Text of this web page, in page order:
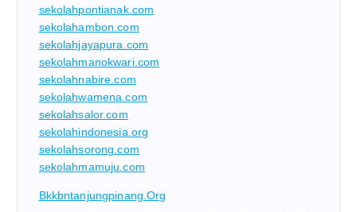
sekolahpontianak.com
sekolahambon.com
sekolahjayapura.com
sekolahmanokwari.com
sekolahnabire.com
sekolahwamena.com
sekolahsalor.com
sekolahindonesia.org
sekolahsorong.com
sekolahmamuju.com
Bkkbntanjungpinang.org